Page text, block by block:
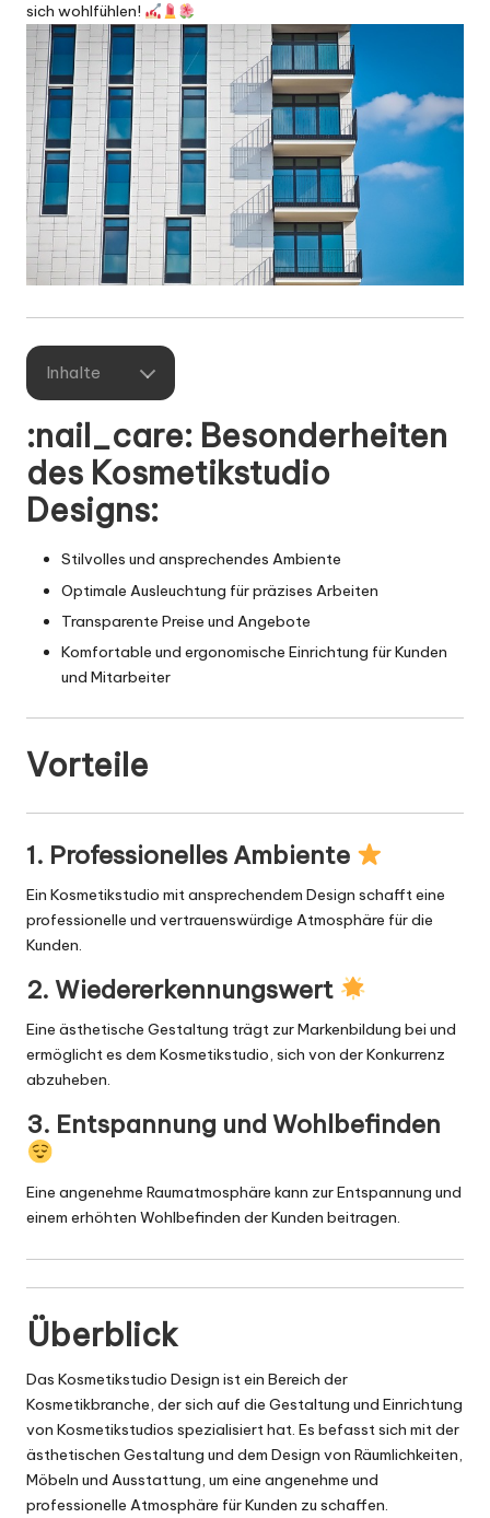
sich wohlfühlen!
Inhalte
:nail_care: Besonderheiten
des Kosmetikstudio
Designs:
Stilvolles und ansprechendes Ambiente
Optimale Ausleuchtung für präzises Arbeiten
Transparente Preise und Angebote
Komfortable und ergonomische Einrichtung für Kunden
und Mitarbeiter
Vorteile
1. Professionelles Ambiente
Ein Kosmetikstudio mit ansprechendem Design schafft eine
professionelle und vertrauenswürdige Atmosphäre für die
Kunden.
2. Wiedererkennungswert
Eine ästhetische Gestaltung trägt zur Markenbildung bei und
ermöglicht es dem Kosmetikstudio, sich von der Konkurrenz
abzuheben.
3. Entspannung und Wohlbefinden
Eine angenehme Raumatmosphäre kann zur Entspannung und
einem erhöhten Wohlbefinden der Kunden beitragen.
Überblick
Das Kosmetikstudio Design ist ein Bereich der
Kosmetikbranche, der sich auf die Gestaltung und Einrichtung
von Kosmetikstudios spezialisiert hat. Es befasst sich mit der
ästhetischen Gestaltung und dem Design von Räumlichkeiten,
Möbeln und Ausstattung, um eine angenehme und
professionelle Atmosphäre für Kunden zu schaffen.